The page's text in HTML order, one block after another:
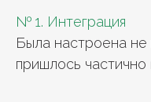
№ 1. Интеграция
Была настроена
пришлось